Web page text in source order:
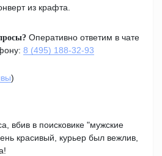
из крафта.
Оперативно ответим в чате
8 (495) 188-32-93
)
вбив в поисковике "мужские
красивый, курьер был вежлив,